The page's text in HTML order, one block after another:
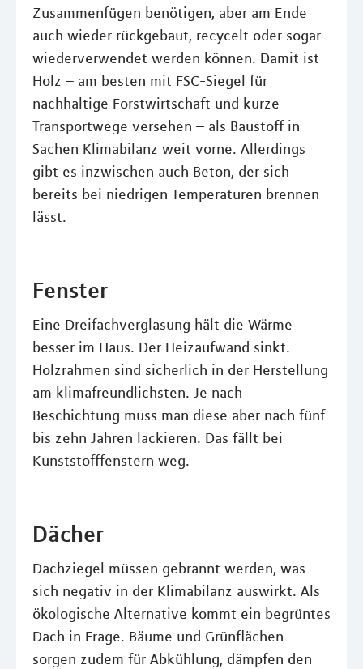
Zusammenfügen benötigen, aber am Ende
auch wieder rückgebaut, recycelt oder sogar
wiederverwendet werden können. Damit ist
Holz – am besten mit FSC-Siegel für
nachhaltige Forstwirtschaft und kurze
Transportwege versehen – als Baustoff in
Sachen Klimabilanz weit vorne. Allerdings
gibt es inzwischen auch Beton, der sich
bereits bei niedrigen Temperaturen brennen
lässt.
Fenster
Eine Dreifachverglasung hält die Wärme
besser im Haus. Der Heizaufwand sinkt.
Holzrahmen sind sicherlich in der Herstellung
am klimafreundlichsten. Je nach
Beschichtung muss man diese aber nach fünf
bis zehn Jahren lackieren. Das fällt bei
Kunststofffenstern weg.
Dächer
Dachziegel müssen gebrannt werden, was
sich negativ in der Klimabilanz auswirkt. Als
ökologische Alternative kommt ein begrüntes
Dach in Frage. Bäume und Grünflächen
sorgen zudem für Abkühlung, dämpfen den